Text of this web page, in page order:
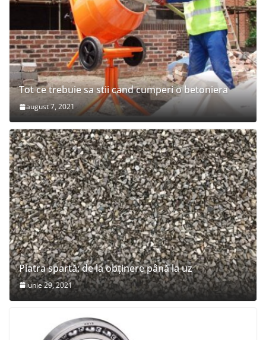
Tot ce trebuie sa stii cand cumperi o betoniera
august 7, 2021
Piatra spartă: de la obținere până la uz
iunie 29, 2021